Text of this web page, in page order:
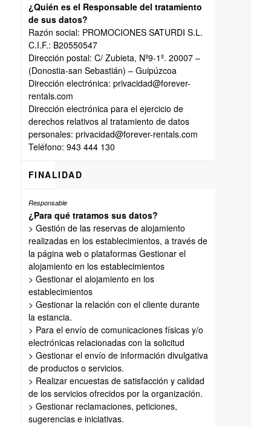
¿Quién es el Responsable del tratamiento
de sus datos?
Razón social: PROMOCIONES SATURDI S.L.
C.I.F.: B20550547
Dirección postal: C/ Zubieta, Nº9-1º. 20007 –
(Donostia-san Sebastián) – Guipúzcoa
Dirección electrónica: privacidad@forever-
rentals.com
Dirección electrónica para el ejercicio de
derechos relativos al tratamiento de datos
personales: privacidad@forever-rentals.com
Teléfono: 943 444 130
FINALIDAD
¿Para qué tratamos sus datos?
> Gestión de las reservas de alojamiento
realizadas en los establecimientos, a través de
la página web o plataformas Gestionar el
alojamiento en los establecimientos
> Gestionar el alojamiento en los
establecimientos
> Gestionar la relación con el cliente durante
la estancia.
> Para el envío de comunicaciones físicas y/o
electrónicas relacionadas con la solicitud
> Gestionar el envío de información divulgativa
de productos o servicios.
> Realizar encuestas de satisfacción y calidad
de los servicios ofrecidos por la organización.
> Gestionar reclamaciones, peticiones,
sugerencias e iniciativas.